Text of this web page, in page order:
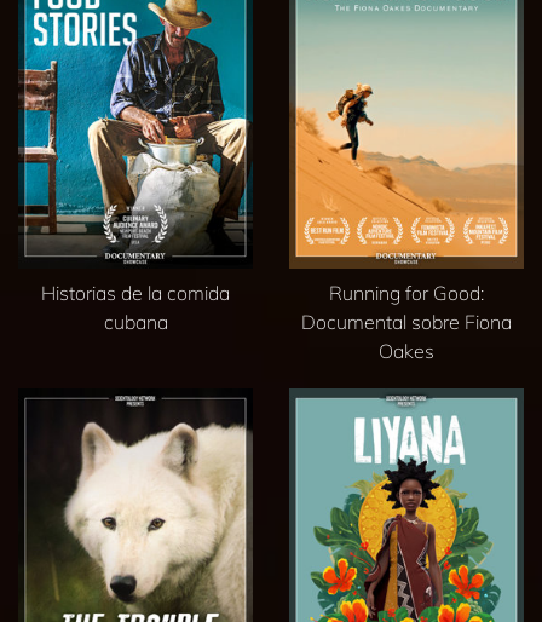
Historias de la comida
cubana
Running for Good:
Documental sobre Fiona
Oakes